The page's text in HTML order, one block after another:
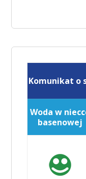
Komunikat o
Woda w
basenowej